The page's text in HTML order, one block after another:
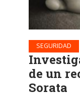
SEGURIDAD
de un
Sorata